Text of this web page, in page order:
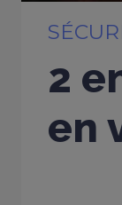
2
en